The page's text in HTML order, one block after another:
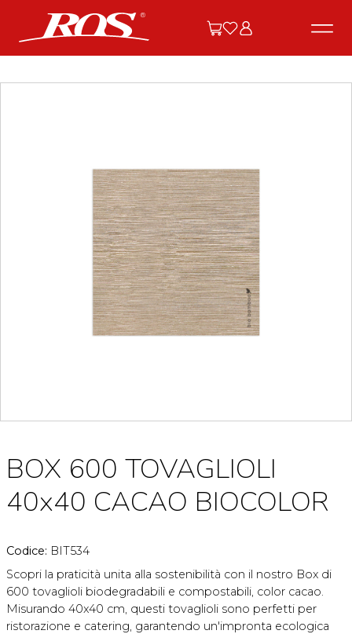
BOX 600 TOVAGLIOLI
40x40 CACAO BIOCOLOR
Codice: BIT534
Scopri la praticità unita alla sostenibilità con il nostro Box di
600 tovaglioli biodegradabili e compostabili, color cacao.
Misurando 40x40 cm, questi tovaglioli sono perfetti per
ristorazione e catering, garantendo un'impronta ecologica